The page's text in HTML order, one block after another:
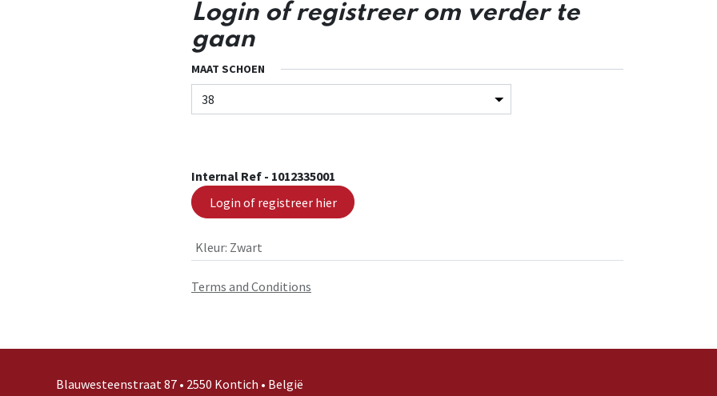
Login of registreer om verder te
gaan
MAAT SCHOEN
Internal Ref - 1012335001
Login of registreer hier
Kleur: Zwart
Terms and Conditions
Blauwesteenstraat 87 • 2550 Kontich • België